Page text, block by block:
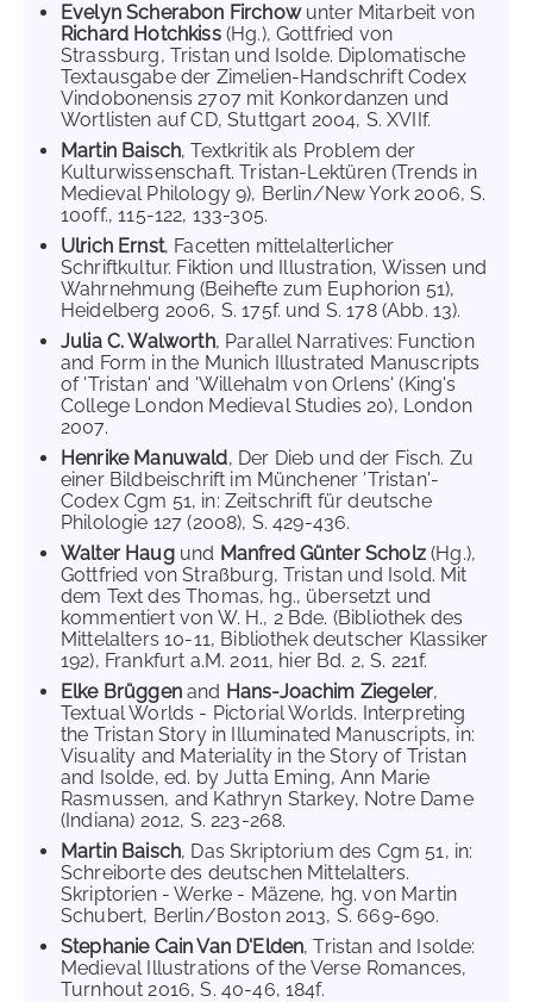
Evelyn Scherabon Firchowunter Mitarbeit von
Richard Hotchkiss (Hg.), Gottfried von
Strassburg, Tristan und Isolde. Diplomatische
Textausgabe der Zimelien-Handschrift Codex
Vindobonensis 2707 mit Konkordanzen und
Wortlisten auf CD, Stuttgart 2004, S. XVIIf.
Martin Baisch, Textkritik als Problem der
Kulturwissenschaft. Tristan-Lektüren (Trends in
Medieval Philology 9), Berlin/New York 2006, S.
100ff., 115-122, 133-305.
Ulrich Ernst, Facetten mittelalterlicher
Schriftkultur. Fiktion und Illustration, Wissen und
Wahrnehmung (Beihefte zum Euphorion 51),
Heidelberg 2006, S. 175f. und S. 178 (Abb. 13).
Julia C. Walworth, Parallel Narratives: Function
and Form in the Munich Illustrated Manuscripts
of 'Tristan' and 'Willehalm von Orlens' (King's
College London Medieval Studies 20), London
2007.
Henrike Manuwald, Der Dieb und der Fisch. Zu
einer Bildbeischrift im Münchener 'Tristan'-
Codex Cgm 51, in: Zeitschrift für deutsche
Philologie 127 (2008), S. 429-436.
Walter Haugund Manfred Günter Scholz(Hg.),
Gottfried von Straßburg, Tristan und Isold. Mit
dem Text des Thomas, hg., übersetzt und
kommentiert von W. H., 2 Bde. (Bibliothek des
Mittelalters 10-11, Bibliothek deutscher Klassiker
192), Frankfurt a.M. 2011, hier Bd. 2, S. 221f.
Elke Brüggenand Hans-Joachim Ziegeler,
Textual Worlds - Pictorial Worlds. Interpreting
the Tristan Story in Illuminated Manuscripts, in:
Visuality and Materiality in the Story of Tristan
and Isolde, ed. by Jutta Eming, Ann Marie
Rasmussen, and Kathryn Starkey, Notre Dame
(Indiana) 2012, S. 223-268.
Martin Baisch, Das Skriptorium des Cgm 51, in:
Schreiborte des deutschen Mittelalters.
Skriptorien - Werke - Mäzene, hg. von Martin
Schubert, Berlin/Boston 2013, S. 669-690.
Stephanie Cain Van D'Elden, Tristan and Isolde:
Medieval Illustrations of the Verse Romances,
Turnhout 2016, S. 40-46, 184f.